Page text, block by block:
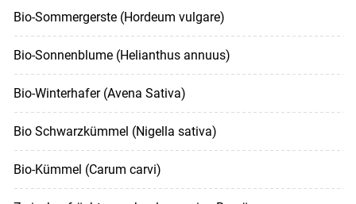
Bio-Sommergerste (Hordeum vulgare)
Bio-Sonnenblume (Helianthus annuus)
Bio-Winterhafer (Avena Sativa)
Bio Schwarzkümmel (Nigella sativa)
Bio-Kümmel (Carum carvi)